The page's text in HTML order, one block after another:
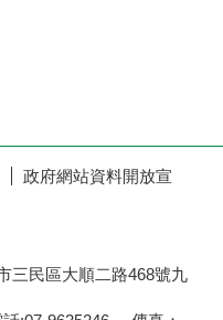
政府網站資料開放宣
三民區大順二路468號九